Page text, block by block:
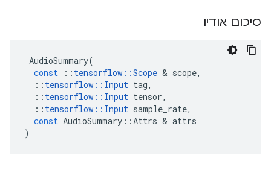
סיכום אודיו
AudioSummary(
const
:: tensorflow ::Scope & scope,
:: tensorflow :: Input tag,
:: tensorflow :: Input tensor,
:: tensorflow :: Input sample_rate,
const AudioSummary ::Attrs & attrs
)